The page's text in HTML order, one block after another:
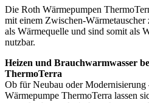
Die Roth Wärmepumpen
mit einem Zwischen-
als Wärmequelle und sind somit als
nutzbar.
Heizen und Brauchwarmwasser
ThermoTerra
Ob für Neubau oder Modernisierung
Wärmepumpe ThermoTerra lassen